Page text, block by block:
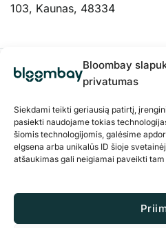
Bloombay
privatumas
Siekdami teikti geriausią patirtį,
pasiekti naudojame tokias
šiomis technologijomis, galėsime
elgsena arba unikalūs ID šioje
atšaukimas gali neigiamai paveikti
103, Kaunas, 48334